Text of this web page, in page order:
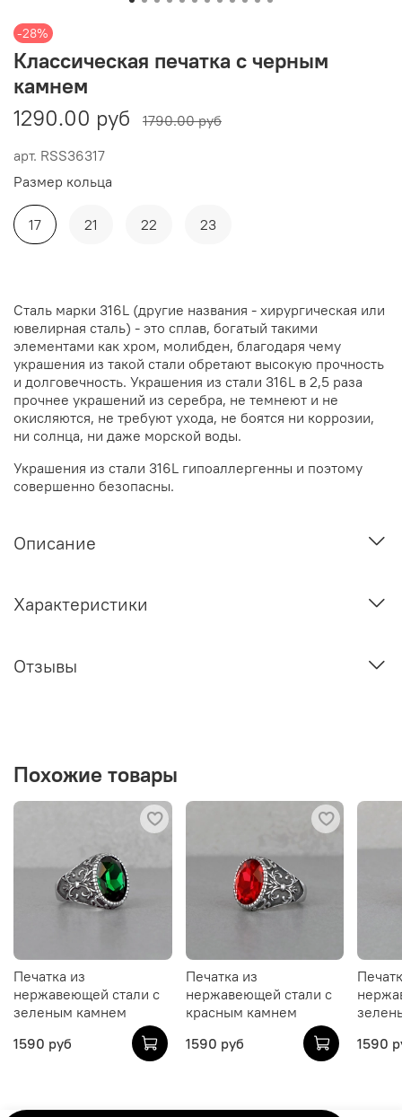
-28%
арт. RSS36317
Классическая печатка с черным
камнем
1290.00 руб
1790.00 руб
Размер кольца
17 21 22 23
Сталь марки 316L (другие названия - хирургическая или
ювелирная сталь) - это сплав, богатый такими
элементами как хром, молибден, благодаря чему
украшения из такой стали обретают высокую прочность
и долговечность. Украшения из стали 316L в 2,5 раза
прочнее украшений из серебра, не темнеют и не
окисляются, не требуют ухода, не боятся ни коррозии,
ни солнца, ни даже морской воды.
Украшения из стали 316L гипоаллергенны и поэтому
совершенно безопасны.
Описание
Характеристики
Отзывы
Похожие товары
Печатка из
нержавеющей стали с
зеленым камнем
1590 руб
Печатка из
нержавеющей стали с
красным камнем
1590 руб
1590